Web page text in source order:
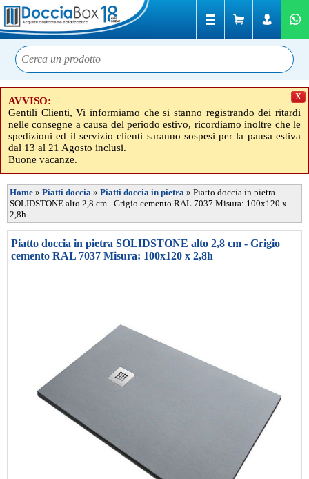
AVVISO:
Gentili Clienti, Vi informiamo che si stanno registrando dei ritardi
nelle consegne a causa del periodo estivo, ricordiamo inoltre che le
spedizioni ed il servizio clienti saranno sospesi per la pausa estiva
dal 13 al 21 Agosto inclusi.
Buone vacanze.
X
Home » Piatti doccia » Piatti doccia in pietra » Piatto doccia in pietra
SOLIDSTONE alto 2,8 cm - Grigio cemento RAL 7037 Misura: 100x120 x
2,8h
Piatto doccia in pietra SOLIDSTONE alto 2,8 cm - Grigio
cemento RAL 7037 Misura: 100x120 x 2,8h